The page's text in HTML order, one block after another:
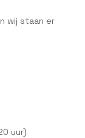
wij staan er
uur)